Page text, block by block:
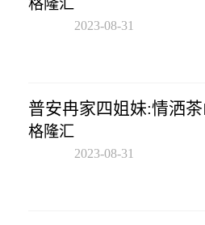
格隆汇
2023-08-31
普安冉家四姐妹:情洒
格隆汇
2023-08-31